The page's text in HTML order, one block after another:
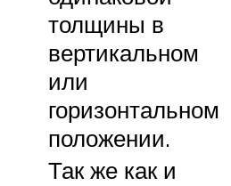
толщины в
вертикальном
или
горизонтальном
положении.
Так же как и